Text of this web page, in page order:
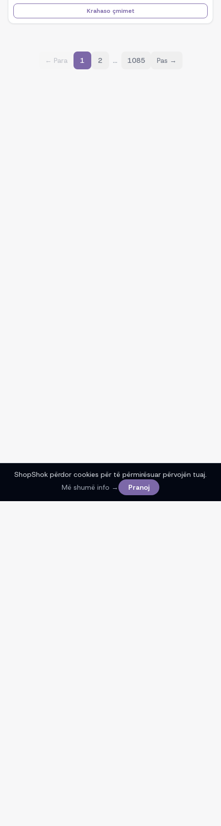
Krahaso çmimet
← Para 1 2 … 1085 Pas →
Filtrat
ShopShok përdor cookies për të përmirësuar përvojën tuaj.
Më shumë info →
Pranoj